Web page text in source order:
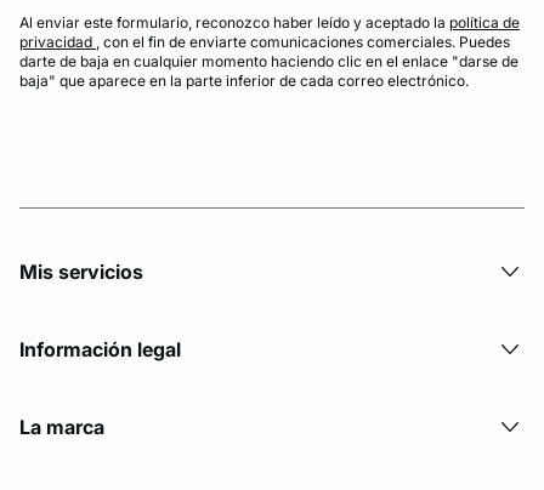
Al enviar este formulario, reconozco haber leído y aceptado la política de
privacidad , con el fin de enviarte comunicaciones comerciales. Puedes
darte de baja en cualquier momento haciendo clic en el enlace "darse de
baja" que aparece en la parte inferior de cada correo electrónico.
Mis servicios
Información legal
La marca